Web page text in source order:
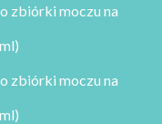
zbiórki moczu na
zbiórki moczu na